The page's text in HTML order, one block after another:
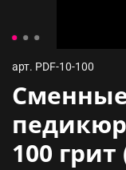
арт. PDF-10-100
100